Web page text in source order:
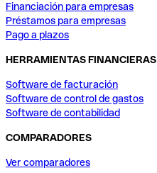
Financiación para empresas
Préstamos para empresas
Pago a plazos
HERRAMIENTAS FINANCIERAS
Software de facturación
Software de control de gastos
Software de contabilidad
COMPARADORES
Ver comparadores